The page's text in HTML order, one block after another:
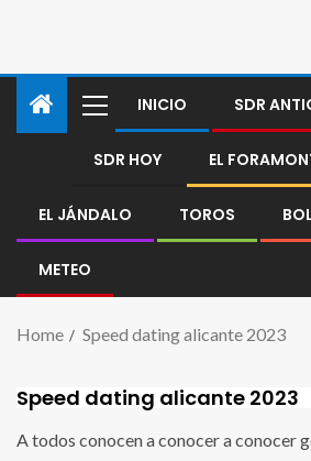
INICIO SDR
SDR HOY EL
EL JÁNDALO TOROS
METEO
Home Speed dating alicante 2023
Speed dating alicante 2023
A todos conocen a conocer a conocer